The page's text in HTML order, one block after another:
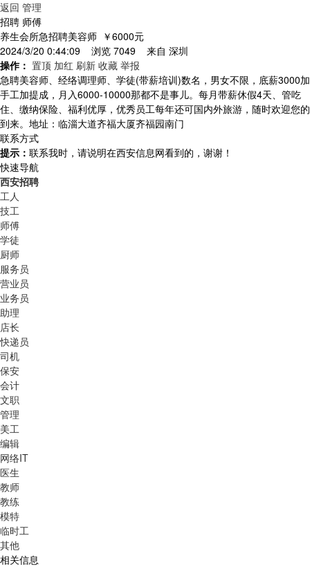
返回 管理
招聘 师傅
养生会所急招聘美容师 ￥6000元
2024/3/20 0:44:09 浏览 7049 来自 深圳
操作： 置顶 加红 刷新 收藏 举报
急聘美容师、经络调理师、学徒(带薪培训)数名，男女不限，底薪3000加
手工加提成，月入6000-10000那都不是事儿。每月带薪休假4天、管吃
住、缴纳保险、福利优厚，优秀员工每年还可国内外旅游，随时欢迎您的
到来。地址：临淄大道齐福大厦齐福园南门
联系方式
提示： 联系我时，请说明在西安信息网看到的，谢谢！
快速导航
西安招聘
工人
技工
师傅
学徒
厨师
服务员
营业员
业务员
助理
店长
快递员
司机
保安
会计
文职
管理
美工
编辑
网络IT
医生
教师
教练
模特
临时工
其他
相关信息